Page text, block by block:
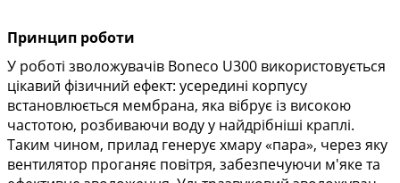
Принцип роботи
У роботі зволожувачів Boneco U300 використовується
цікавий фізичний ефект: усередині корпусу
встановлюється мембрана, яка вібрує із високою
частотою, розбиваючи воду у найдрібніші краплі.
Таким чином, прилад генерує хмару «пара», через яку
вентилятор проганяє повітря, забезпечуючи м'яке та